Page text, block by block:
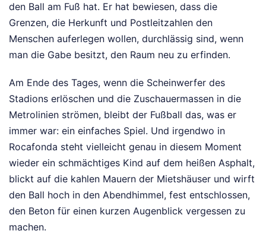
den Ball am Fuß hat. Er hat bewiesen, dass die
Grenzen, die Herkunft und Postleitzahlen den
Menschen auferlegen wollen, durchlässig sind, wenn
man die Gabe besitzt, den Raum neu zu erfinden.
Am Ende des Tages, wenn die Scheinwerfer des
Stadions erlöschen und die Zuschauermassen in die
Metrolinien strömen, bleibt der Fußball das, was er
immer war: ein einfaches Spiel. Und irgendwo in
Rocafonda steht vielleicht genau in diesem Moment
wieder ein schmächtiges Kind auf dem heißen Asphalt,
blickt auf die kahlen Mauern der Mietshäuser und wirft
den Ball hoch in den Abendhimmel, fest entschlossen,
den Beton für einen kurzen Augenblick vergessen zu
machen.